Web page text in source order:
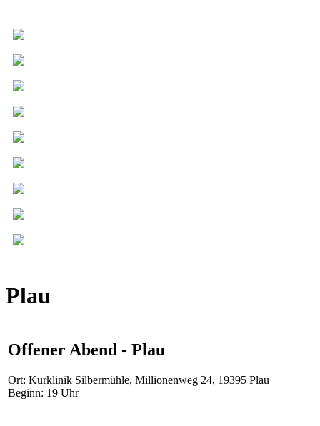
Plau
Offener Abend - Plau
Ort: Kurklinik Silbermühle, Millionenweg 24, 19395 Plau
Beginn: 19 Uhr